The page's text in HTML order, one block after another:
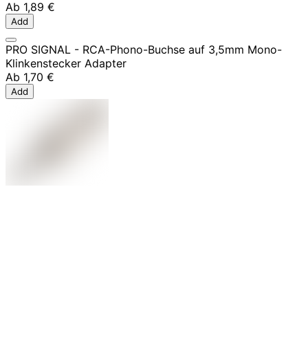
Ab 1,89 €
Add
PRO SIGNAL - RCA-Phono-Buchse auf 3,5mm Mono-
Klinkenstecker Adapter
Ab 1,70 €
Add